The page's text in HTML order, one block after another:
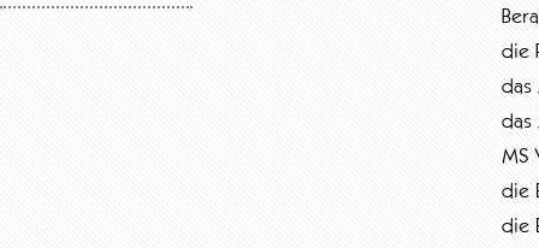
die
das
das
MS
die
die